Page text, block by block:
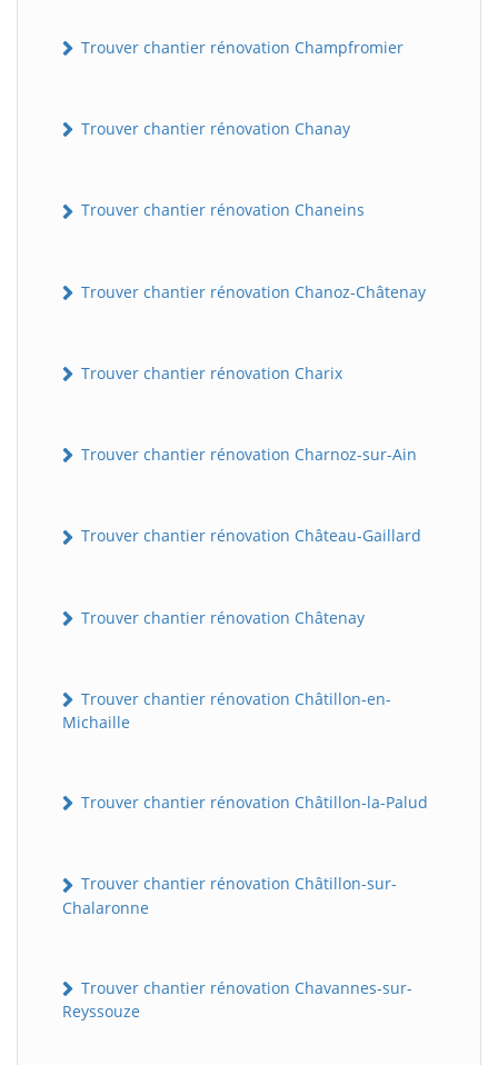
Trouver chantier rénovation Champfromier
Trouver chantier rénovation Chanay
Trouver chantier rénovation Chaneins
Trouver chantier rénovation Chanoz-Châtenay
Trouver chantier rénovation Charix
Trouver chantier rénovation Charnoz-sur-Ain
Trouver chantier rénovation Château-Gaillard
Trouver chantier rénovation Châtenay
Trouver chantier rénovation Châtillon-en-
Michaille
Trouver chantier rénovation Châtillon-la-Palud
Trouver chantier rénovation Châtillon-sur-
Chalaronne
Trouver chantier rénovation Chavannes-sur-
Reyssouze